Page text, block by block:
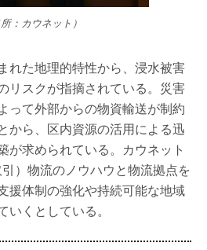
所：カウネット）
れた地理的特性から、浸水被害
リスクが指摘されている。災害
って外部からの物資輸送が制約
から、区内資源の活用による迅
が求められている。カウネット
）物流のノウハウと物流拠点を
援体制の強化や持続可能な地域
くとしている。